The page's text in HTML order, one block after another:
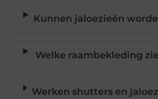
Kunnen jaloezieën
Welke raambekleding
Werken shutters en